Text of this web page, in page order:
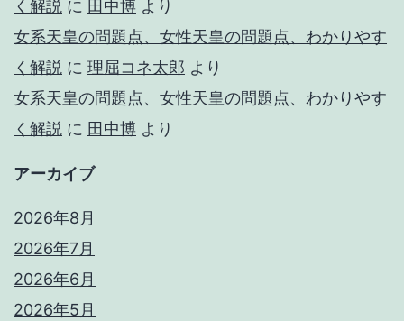
く解説 に 田中博 より
女系天皇の問題点、女性天皇の問題点、わかりやす
く解説 に 理屈コネ太郎 より
女系天皇の問題点、女性天皇の問題点、わかりやす
く解説 に 田中博 より
アーカイブ
2026年8月
2026年7月
2026年6月
2026年5月